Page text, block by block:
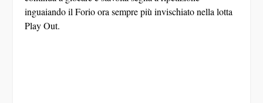
inguaiando il Forio ora sempre più invischiato nella lotta
Play Out.